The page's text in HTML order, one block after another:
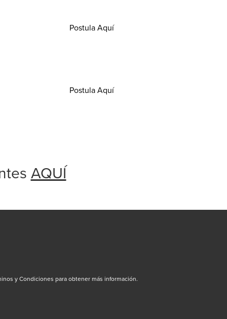
Postula AquíOpens in a new window/tab
Postula AquíOpens in a new window/tab
AQUÍ
tab
window/tab
y Condiciones para obtener más información.